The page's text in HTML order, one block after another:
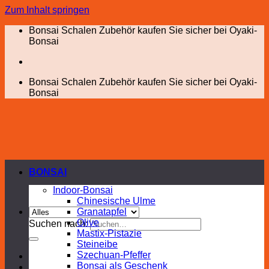
Zum Inhalt springen
Bonsai Schalen Zubehör kaufen Sie sicher bei Oyaki-
Bonsai
Bonsai Schalen Zubehör kaufen Sie sicher bei Oyaki-
Bonsai
Suchen nach:
BONSAI
Indoor-Bonsai
Chinesische Ulme
Granatapfel
Olive
Mastix-Pistazie
Steineibe
Szechuan-Pfeffer
Bonsai als Geschenk